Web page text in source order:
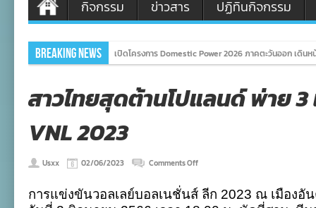
กิจกรรม ข่าวสาร ปฏิทินกิจกรรม
Breaking News เปิดโครงการ Domestic Power 2026 ภาคตะวันออก เดิน
สาวไทยสุดต้านโปแลนด์ พ่าย
VNL 2023
Usxx 02/06/2023 Comments Offon
สุด
การแข่งขันวอลเลย์บอลเนชั่นส์ ลีก 2023 ณ เมืองอั